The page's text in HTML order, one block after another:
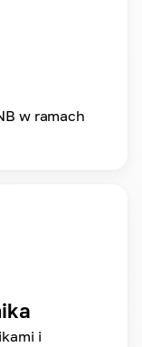
w ramach
i